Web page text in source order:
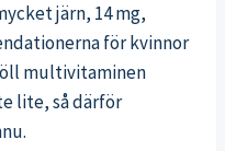
järn, 14 mg,
för kvinnor
multivitaminen
lite, så därför